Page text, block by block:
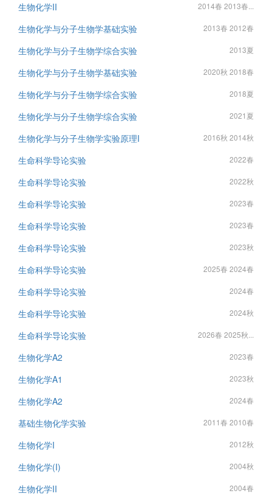
生物化学II 2014春 2013春...
生物化学与分子生物学基础实验 2013春 2012春
生物化学与分子生物学综合实验 2013夏
生物化学与分子生物学基础实验 2020秋 2018春
生物化学与分子生物学综合实验 2018夏
生物化学与分子生物学综合实验 2021夏
生物化学与分子生物学实验原理I 2016秋 2014秋
生命科学导论实验 2022春
生命科学导论实验 2022秋
生命科学导论实验 2023春
生命科学导论实验 2023春
生命科学导论实验 2023秋
生命科学导论实验 2025春 2024春
生命科学导论实验 2024春
生命科学导论实验 2024秋
生命科学导论实验 2026春 2025秋...
生物化学A2 2023春
生物化学A1 2023秋
生物化学A2 2024春
基础生物化学实验 2011春 2010春
生物化学I 2012秋
生物化学(I) 2004秋
生物化学II 2004春